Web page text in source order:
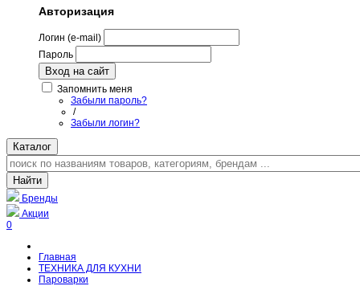
Авторизация
Логин (e-mail)
Пароль
Вход на сайт
Запомнить меня
Забыли пароль?
/
Забыли логин?
Каталог
Найти
Бренды
Акции
0
Главная
ТЕХНИКА ДЛЯ КУХНИ
Пароварки